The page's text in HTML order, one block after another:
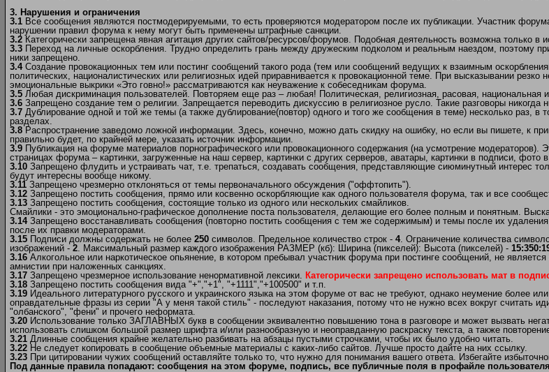
3. Нарушения и ограничения
3.1 Все сообщения являются постмодерируемыми, то есть проверяются модератором после их публикации. Участник
нарушении правил форума к нему могут быть применены штрафные санкции.
3.2 Категорически запрещена явная агитация других сайтов/ресурсов/форумов. Подобная деятельность возможна только
3.3 Переход на личные оскорбления. Трудно определить грань между дружеским подколом и реальным наездом, поэтому
ники запрещено.
3.4Создание провокационных тем или постинг сообщений такого рода (тем или сообщений ведущих к взаимным
политических, националистических или религиозных идей приравнивается к провокационной теме. При высказывании
эмоциональные выкрики «Это говно!» рассматриваются как неуважение к собеседникам форума.
3.5 Любая дискриминация пользователей. Повторяем еще раз – любая! Политическая, религиозная, расовая, национальная
3.6 Запрещено создание тем о религии. Запрещается переводить дискуссию в религиозное русло. Такие разговоры
3.7 Дублирование одной и той же темы (а также дублирование(повтор) одного и того же сообщения в теме) несколько раз,
разделах.
3.8 Распространение заведомо ложной информации. Здесь, конечно, можно дать скидку на ошибку, но если вы пишете, к
правильно будет, по крайней мере, указать источник информации.
3.9 Публикация на форуме материалов порнографического или провокационного содержания (на усмотрение
страницах форума – картинки, загруженные на наш сервер, картинки с других серверов, аватары, картинки в подписи, фото
3.10 Запрещено флудить и устраивать чат, т.е. трепаться, создавать сообщения, представляющие сиюминутный интерес
будут интересны вообще никому.
3.11 Запрещено чрезмерно отклоняться от темы первоначального обсуждения ("оффтопить").
3.12 Запрещено постить сообщения, прямо или косвенно оскорбляющие как одного пользователя форума, так и все
3.13 Запрещено постить сообщения, состоящие только из одного или нескольких смайликов.
Смайлики - это эмоционально-графическое дополнение поста пользователя, делающие его более полным и понятным.
3.14Запрещено восстанавливать сообщения (повторно постить сообщения с тем же содержимым) и темы после их
после их правки модераторами.
3.15 Подписи должны содержать не более 250 символов. Предельное количество строк - 4. Ограничение количества
изображений - 2. Максимальный размер каждого изображения РАЗМЕР (кб): Ширина (пикселей): Высота (пикселей) -
3.16 Алкогольное или наркотическое опьянение, в котором пребывал участник форума при постинге сообщений, не
амнистии при наложенных санкциях.
3.17 Запрещено чрезмерное использование ненормативной лексики. Категорически запрещено использовать мат в
3.18 Запрещено постить сообщения вида "+","+1", "+1111","+100500" и т.п.
3.19 Идеального литературного русского и украинского языка на этом форуме от вас не требуют, однако неумение более
оправдательные фразы из серии "А у меня такой стиль" - последуют наказания, потому что не нужно всех вокруг считать
"олбанского", "фени" и прочего неформата.
3.20 Использование только ЗАГЛАВНЫХ букв в сообщении эквивалентно повышению тона в разговоре и может вызвать
использовать слишком большой размер шрифта и/или разнообразную и неоправданную раскраску текста, а также
3.21 Длинные сообщения крайне желательно разбивать на абзацы пустыми строчками, чтобы их было удобно читать.
3.22 Не следует копировать в сообщение объемные материалы c каких-либо сайтов. Лучше просто дайте на них ссылку.
3.23 При цитировании чужих сообщений оставляйте только то, что нужно для понимания вашего ответа. Избегайте
Под данные правила попадают: сообщения на этом форуме, подпись, все публичные поля в профайле пользователя